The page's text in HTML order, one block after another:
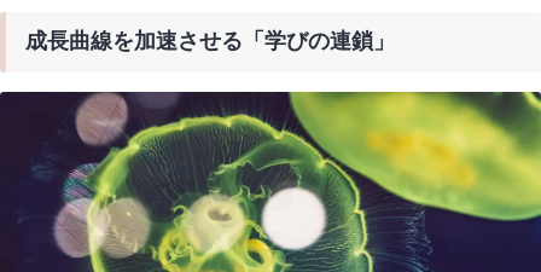
成長曲線を加速させる「学びの連鎖」